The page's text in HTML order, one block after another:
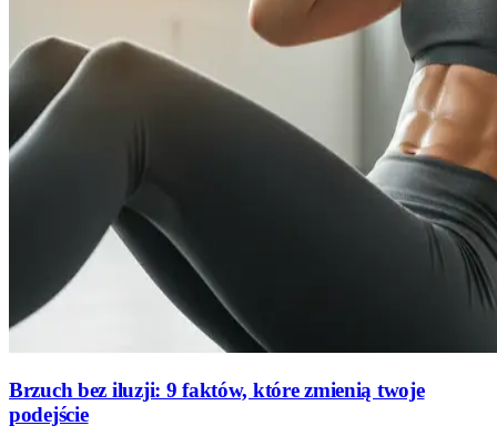
Brzuch bez iluzji: 9 faktów, które zmienią twoje
podejście